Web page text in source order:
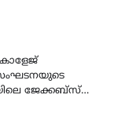
സംഘടനയുടെ
ജേക്കബ്സ്…